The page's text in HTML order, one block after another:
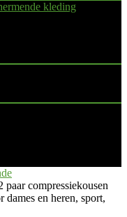
kleding
paar compressiekousen
en heren, sport,